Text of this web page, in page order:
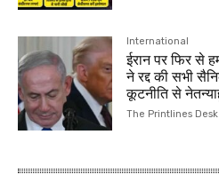
International
ईरान पर फिर से
ने रद्द की सभी
कूटनीति से
The Printlines Desk